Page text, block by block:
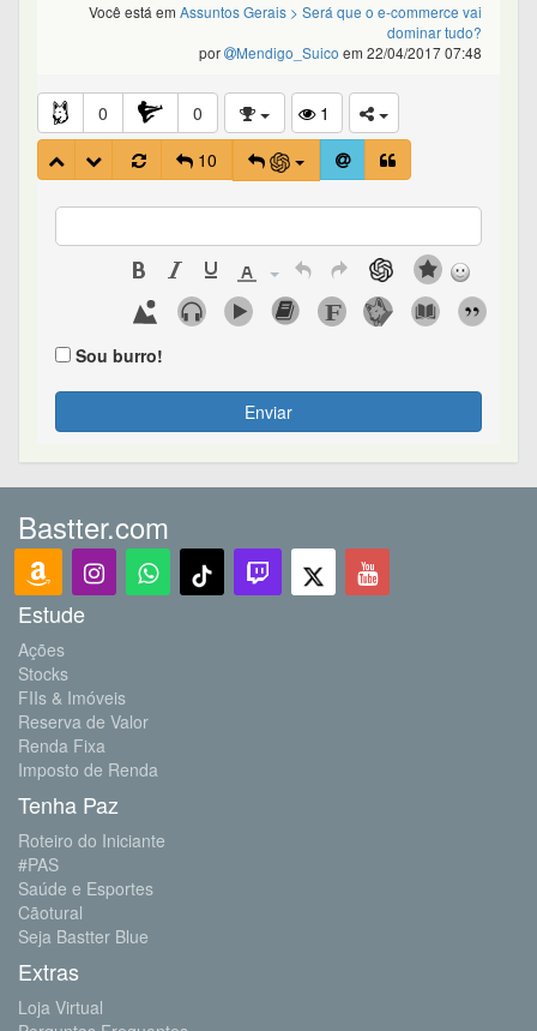
Você está em Assuntos Gerais > Será que o e-commerce vai
dominar tudo?
por
Mendigo_Suico em 22/04/2017 07:48
0 0
1
10
Sou burro!
Enviar
Bastter.com
Estude
Ações
Stocks
FIIs & Imóveis
Reserva de Valor
Renda Fixa
Imposto de Renda
Tenha Paz
Roteiro do Iniciante
#PAS
Saúde e Esportes
Cãotural
Seja Bastter Blue
Extras
Loja Virtual